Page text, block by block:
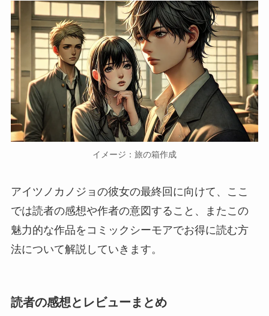
イメージ：旅の箱作成
アイツノカノジョの彼女の最終回に向けて、ここ
では読者の感想や作者の意図すること、またこの
魅力的な作品をコミックシーモアでお得に読む方
法について解説していきます。
読者の感想とレビューまとめ